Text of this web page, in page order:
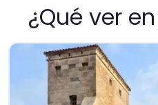
¿Qué ver